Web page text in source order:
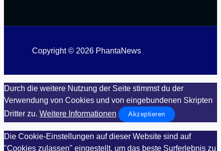
Copyright © 2026 PhantaNews
Durch die weitere Nutzung der Seite stimmst du der
Verwendung von Cookies und von eingebundenen Skripten
Dritter zu. Weitere Informationen Akzeptieren
Die Cookie-Einstellungen auf dieser Website sind auf
"Cookies zulassen" eingestellt, um das beste Surferlebnis zu